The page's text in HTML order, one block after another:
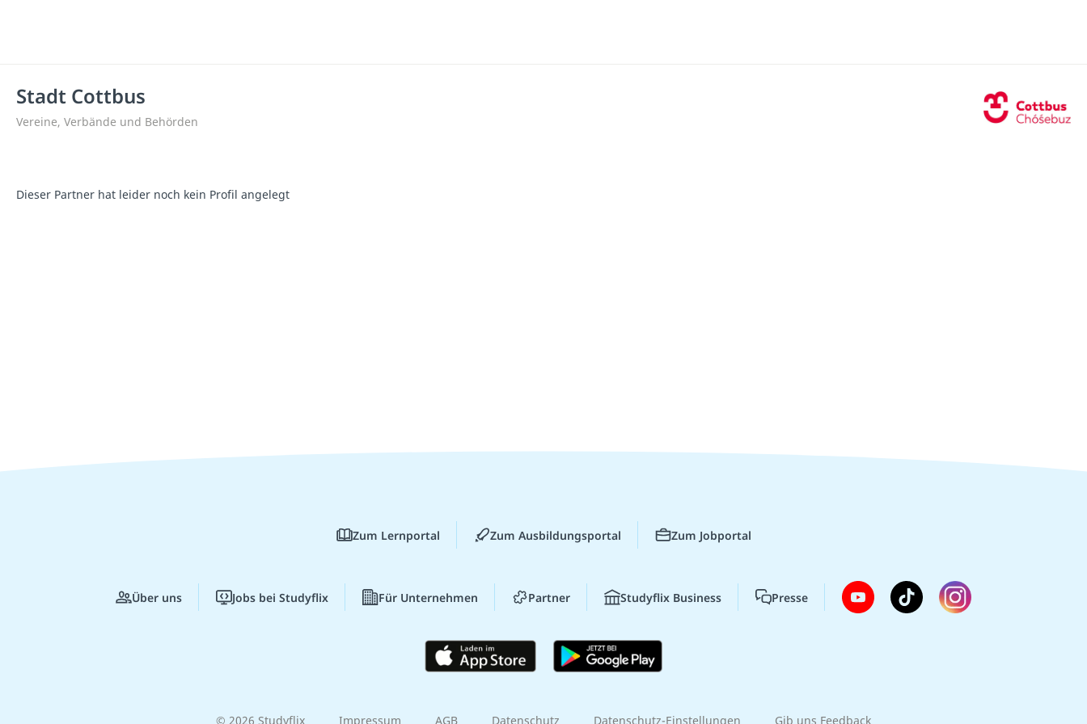
Stadt Cottbus
Vereine, Verbände und Behörden
Dieser Partner hat leider noch kein Profil angelegt
Zum Lernportal Zum Ausbildungsportal Zum Jobportal
Über uns Jobs bei Studyflix Für Unternehmen Partner Studyflix Business Presse
© 2026 Studyflix Impressum AGB Datenschutz Datenschutz-Einstellungen Gib uns Feedback